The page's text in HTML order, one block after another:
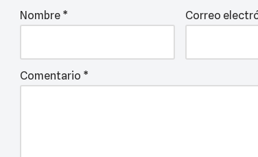
Nombre * Correo
Comentario *